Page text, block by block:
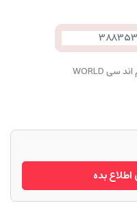
اکشن فیگور سرباز با تجهیزات نظامی برند ام اند سی WORLD
بده